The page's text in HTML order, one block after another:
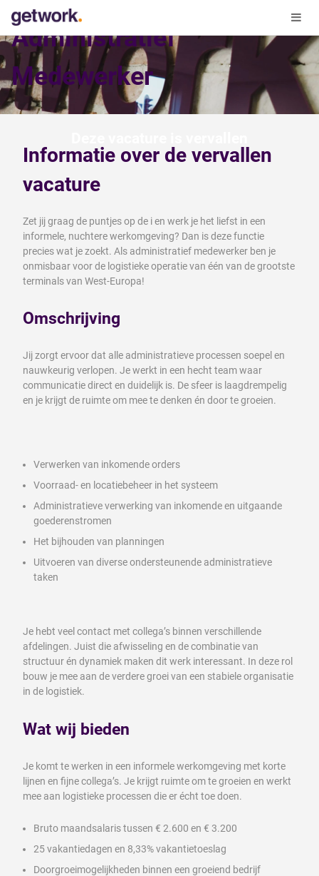
Administratief
Medewerker
Informatie over de vervallen
vacature
Zet jij graag de puntjes op de i en werk je het liefst in een
informele, nuchtere werkomgeving? Dan is deze functie
precies wat je zoekt. Als administratief medewerker ben je
onmisbaar voor de logistieke operatie van één van de grootste
terminals van West-Europa!
Omschrijving
Jij zorgt ervoor dat alle administratieve processen soepel en
nauwkeurig verlopen. Je werkt in een hecht team waar
communicatie direct en duidelijk is. De sfeer is laagdrempelig
en je krijgt de ruimte om mee te denken én door te groeien.
Verwerken van inkomende orders
Voorraad- en locatiebeheer in het systeem
Administratieve verwerking van inkomende en uitgaande
goederenstromen
Het bijhouden van planningen
Uitvoeren van diverse ondersteunende administratieve
taken
Je hebt veel contact met collega’s binnen verschillende
afdelingen. Juist die afwisseling en de combinatie van
structuur én dynamiek maken dit werk interessant. In deze rol
bouw je mee aan de verdere groei van een stabiele organisatie
in de logistiek.
Wat wij bieden
Je komt te werken in een informele werkomgeving met korte
lijnen en fijne collega’s. Je krijgt ruimte om te groeien en werkt
mee aan logistieke processen die er écht toe doen.
Bruto maandsalaris tussen € 2.600 en € 3.200
25 vakantiedagen en 8,33% vakantietoeslag
Doorgroeimogelijkheden binnen een groeiend bedrijf